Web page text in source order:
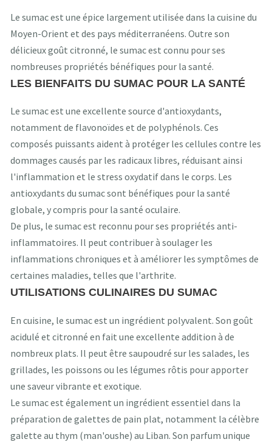
Le sumac est une épice largement utilisée dans la cuisine du
Moyen-Orient et des pays méditerranéens. Outre son
délicieux goût citronné, le sumac est connu pour ses
nombreuses propriétés bénéfiques pour la santé.
LES BIENFAITS DU SUMAC POUR LA SANTÉ
Le sumac est une excellente source d'antioxydants,
notamment de flavonoïdes et de polyphénols. Ces
composés puissants aident à protéger les cellules contre les
dommages causés par les radicaux libres, réduisant ainsi
l'inflammation et le stress oxydatif dans le corps. Les
antioxydants du sumac sont bénéfiques pour la santé
globale, y compris pour la santé oculaire.
De plus, le sumac est reconnu pour ses propriétés anti-
inflammatoires. Il peut contribuer à soulager les
inflammations chroniques et à améliorer les symptômes de
certaines maladies, telles que l'arthrite.
UTILISATIONS CULINAIRES DU SUMAC
En cuisine, le sumac est un ingrédient polyvalent. Son goût
acidulé et citronné en fait une excellente addition à de
nombreux plats. Il peut être saupoudré sur les salades, les
grillades, les poissons ou les légumes rôtis pour apporter
une saveur vibrante et exotique.
Le sumac est également un ingrédient essentiel dans la
préparation de galettes de pain plat, notamment la célèbre
galette au thym (man'oushe) au Liban. Son parfum unique